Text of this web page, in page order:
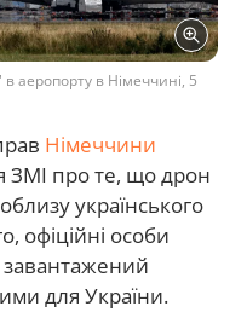
в аеропорту в Німеччині, 5
Німеччини
ЗМІ про те, що дрон
українського
офіційні особи
для України.